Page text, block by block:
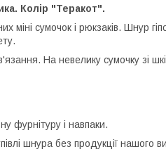
Колір "Теракот".
мiнi сумочок і рюкзаків. Шнур
На невелику сумочку зі
фурнітуру і навпаки.
шнура без продукції нашого